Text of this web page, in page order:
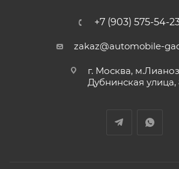
+7 (903) 575-54-
zakaz@automobile-
г. Москва,
Дубнинская улица,